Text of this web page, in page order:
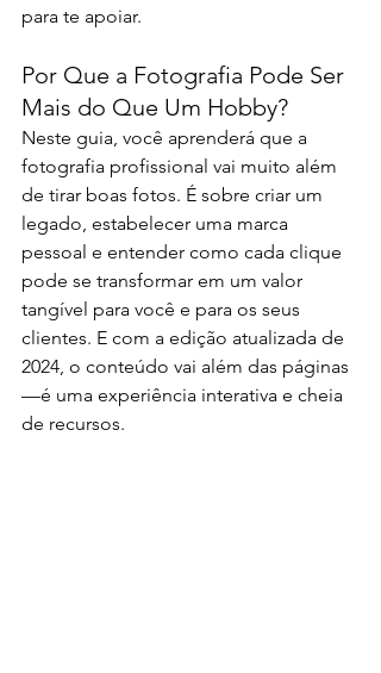
para te apoiar.
Por Que a Fotografia Pode Ser
Mais do Que Um Hobby?
Neste guia, você aprenderá que a
fotografia profissional vai muito além
de tirar boas fotos. É sobre criar um
legado, estabelecer uma marca
pessoal e entender como cada clique
pode se transformar em um valor
tangível para você e para os seus
clientes. E com a edição atualizada de
2024, o conteúdo vai além das páginas
—é uma experiência interativa e cheia
de recursos.